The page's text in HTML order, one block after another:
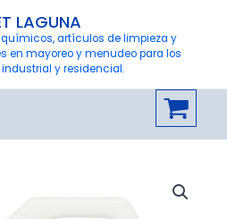
LAGUNA
artículos de limpieza y
en mayoreo y menudeo para los
y residencial.